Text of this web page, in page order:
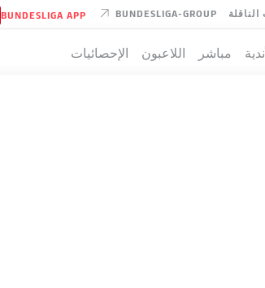
الناقلة BUNDESLIGA-GROUP
BUNDESLIGA APP
مباشر اللاعبون الإحصائيات